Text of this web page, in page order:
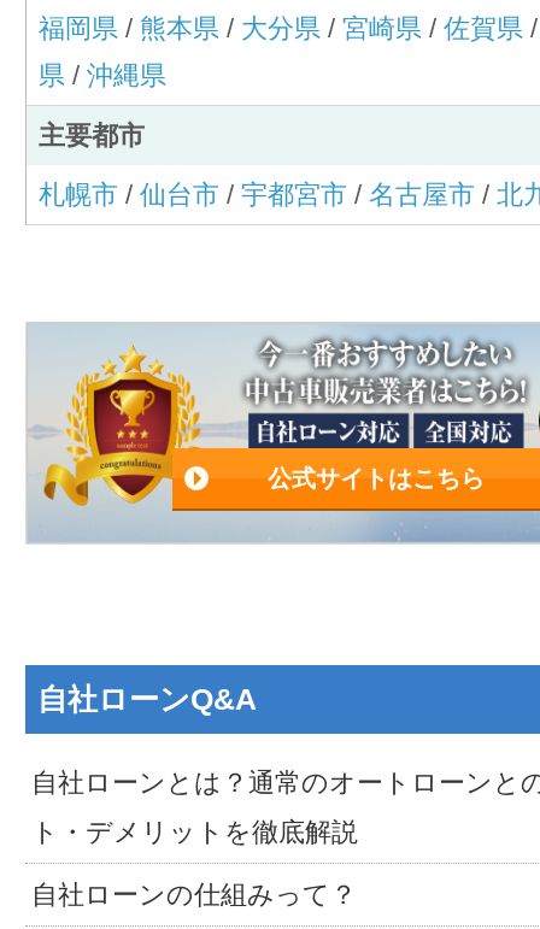
福岡県/ 熊本県/ 大分県/ 宮崎県/ 佐賀県
県/ 沖縄県
主要都市
札幌市 / 仙台市 / 宇都宮市 / 名古屋市 / 北
公式サイトはこちら
自社ローンQ&A
自社ローンとは？通常のオートローンと
ト・デメリットを徹底解説
自社ローンの仕組みって？